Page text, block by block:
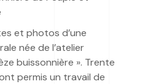
et photos d’une
née de l’atelier
buissonnière ». Trente
permis un travail de